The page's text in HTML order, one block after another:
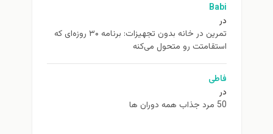
Babi
در
تمرین در خانه بدون تجهیزات: برنامه ۳۰ روزه‌ای که
استقامتت رو متحول می‌کنه
فاطی
در
50 مرد جذاب همه دوران ها